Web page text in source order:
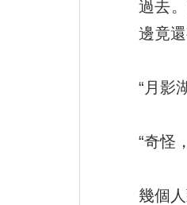
過去
邊竟
“月影
“奇怪
幾個